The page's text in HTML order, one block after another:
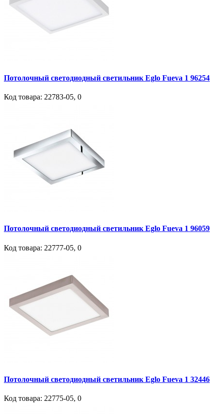
Потолочный светодиодный светильник Eglo Fueva 1 96254
Код товара: 22783-05, 0
Потолочный светодиодный светильник Eglo Fueva 1 96059
Код товара: 22777-05, 0
Потолочный светодиодный светильник Eglo Fueva 1 32446
Код товара: 22775-05, 0